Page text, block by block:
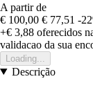
A partir de
€ 100,00 € 77,51 -
+€ 3,88 oferecidos
validacao da sua
Loading...
Descrição